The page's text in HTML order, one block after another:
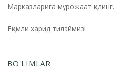
Марказларига мурожаат қилинг.
Ёқимли харид тилаймиз!
BO'LIMLAR